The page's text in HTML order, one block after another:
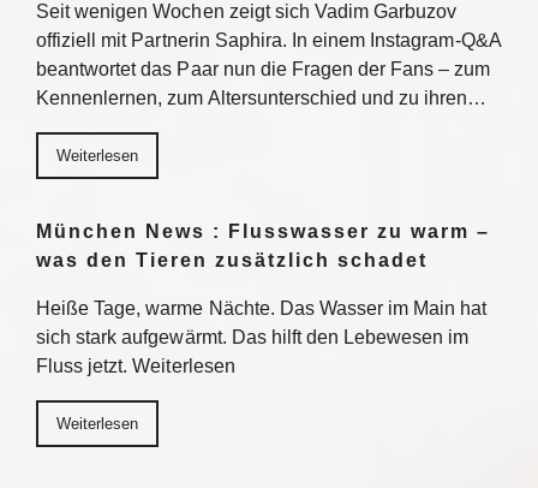
Seit wenigen Wochen zeigt sich Vadim Garbuzov
offiziell mit Partnerin Saphira. In einem Instagram-Q&A
beantwortet das Paar nun die Fragen der Fans – zum
Kennenlernen, zum Altersunterschied und zu ihren…
Weiterlesen
München News : Flusswasser zu warm –
was den Tieren zusätzlich schadet
Heiße Tage, warme Nächte. Das Wasser im Main hat
sich stark aufgewärmt. Das hilft den Lebewesen im
Fluss jetzt. Weiterlesen
Weiterlesen